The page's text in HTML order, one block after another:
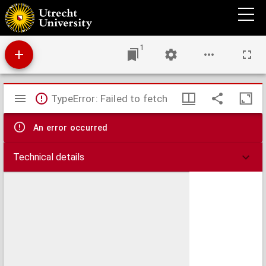
Aanteekeningen op Nederlandsche staatswetten : bevattende de litteratuur en de
jurisprudentie
1
Mirador
viewer
TypeError: Failed to fetch
An error occurred
Technical details